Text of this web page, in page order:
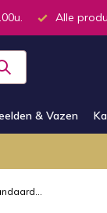
Alle
& Vazen